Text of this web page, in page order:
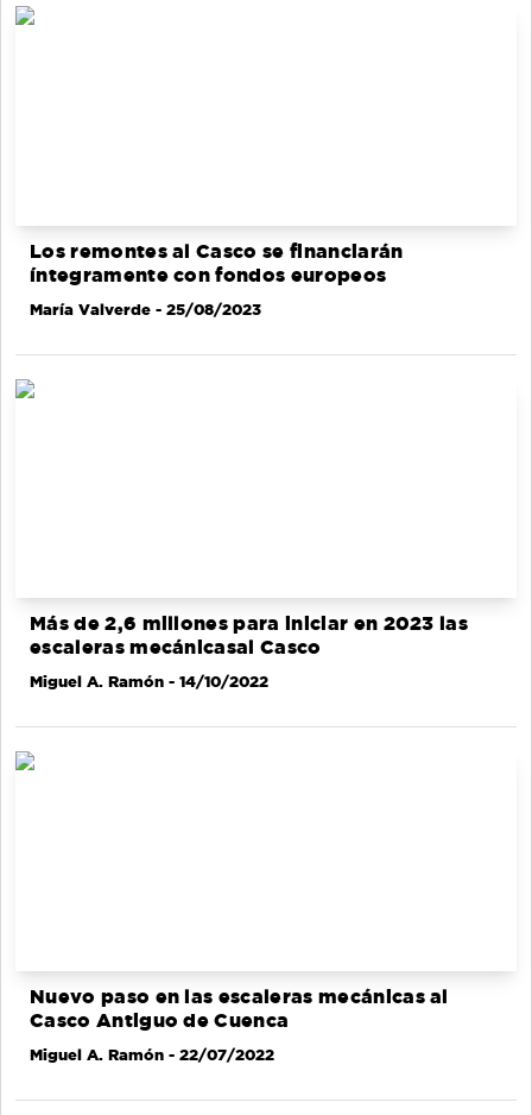
Los remontes al Casco se financiarán
íntegramente con fondos europeos
María Valverde - 25/08/2023
Más de 2,6 millones para iniciar en 2023 las
escaleras mecánicasal Casco
Miguel A. Ramón - 14/10/2022
Nuevo paso en las escaleras mecánicas al
Casco Antiguo de Cuenca
Miguel A. Ramón - 22/07/2022